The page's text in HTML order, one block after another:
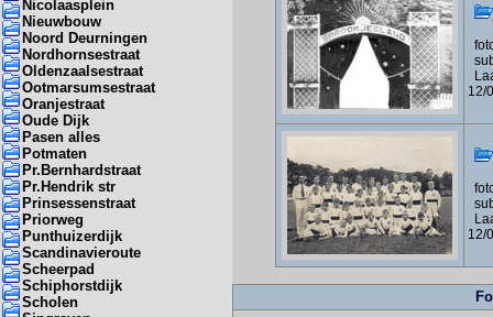
Nicolaasplein
Nieuwbouw
Noord Deurningen
Nordhornsestraat
Oldenzaalsestraat
Ootmarsumsestraat
Oranjestraat
Oude Dijk
Pasen alles
Potmaten
Pr.Bernhardstraat
Pr.Hendrik str
Prinsessenstraat
Priorweg
Punthuizerdijk
Scandinavieroute
Scheerpad
Schiphorstdijk
Scholen
12/
12/